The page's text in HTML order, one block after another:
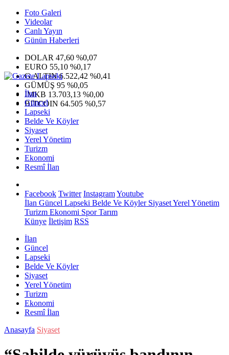
Foto Galeri
Videolar
Canlı Yayın
Günün Haberleri
DOLAR 47,60 %0,07
EURO 55,10 %0,17
G.ALTIN6.522,42 %0,41
GÜMÜŞ 95 %0,05
IMKB 13.703,13 %0,00
BITCOIN 64.505 %0,57
İlan
Güncel
Lapseki
Belde Ve Köyler
Siyaset
Yerel Yönetim
Turizm
Ekonomi
Resmî İlan
Facebook Twitter InstagramYoutube
İlan Güncel Lapseki Belde Ve KöylerSiyasetYerel Yönetim
Turizm Ekonomi SporTarım
Künye İletişim RSS
İlan
Güncel
Lapseki
Belde Ve Köyler
Siyaset
Yerel Yönetim
Turizm
Ekonomi
Resmî İlan
Anasayfa Siyaset